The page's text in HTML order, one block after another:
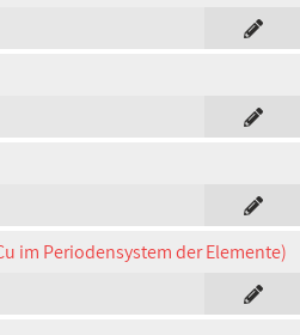
im Periodensystem der Elemente)